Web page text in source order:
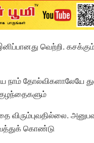
வெற்றி.
நாம் தோல்விகளாலேயே
விரும்புவதில்லை.
கொண்டு